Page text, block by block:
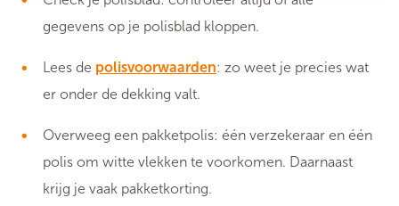
gegevens op je polisblad kloppen.
Lees de polisvoorwaarden: zo weet je precies wat
er onder de dekking valt.
Overweeg een pakketpolis: één verzekeraar en één
polis om witte vlekken te voorkomen. Daarnaast
krijg je vaak pakketkorting.